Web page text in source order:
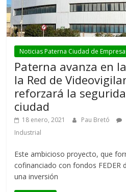
Noticias Paterna Ciudad de
Paterna avanza en
la Red de
reforzará la
ciudad
18 enero, 2021 Pau Bretó
Industrial
Este ambicioso proyecto, que
cofinanciado con fondos FEDER
una inversión